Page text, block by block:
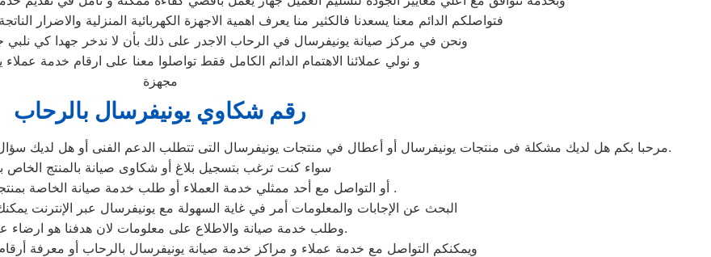
فتواصلكم الدائم معنا يسعدنا فالكثير منا يعرف اهمية الاجهزة الكهربائية المنزلية والاضرار
ونحن في مركز صيانة يونيفرسال في الرحاب الاجدر على ذلك بأن لا ندخر جهدا كي نلبي
و نولي عملائنا الاهتمام الدائم الكامل فقط تواصلوا معنا على ارقام خدمة
مجهزة
رقم شكاوي يونيفرسال بالرحاب
مرحبا بكم هل لديك مشكلة فى منتجات يونيفرسال أو أعطال في منتجات يونيفرسال التى تتطلب الدعم الفنى أو هل لديك سؤال؟ يمكننا المساعدة بسهولة لاننا أفضل خدمة عملاء صيانة فى مصر.
سواء كنت ترغب بتسجيل بلاغ أو شكاوى صيانة بالمنتج الخاص
أو التواصل مع أحد ممثلي خدمة العملاء أو طلب خدمة صيانة الخاصة بمنتجات يونيفرسال .
البحث عن الإجابات والمعلومات أمر في غاية السهولة مع يونيفرسال عبر الإنترنت
وطلب خدمة صيانة والاطلاع على معلومات لان هدفنا هو ارضاء عملائنا.
ويمكنكم التواصل مع خدمة عملاء و مراكز خدمة صيانة يونيفرسال بالرحاب أو معرفة